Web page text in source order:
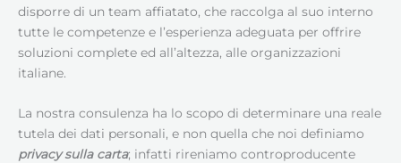
disporre di un team affiatato, che raccolga al suo interno
tutte le competenze e l’esperienza adeguata per offrire
soluzioni complete ed all’altezza, alle organizzazioni
italiane.
La nostra consulenza ha lo scopo di determinare una reale
tutela dei dati personali, e non quella che noi definiamo
privacy sulla carta; infatti rireniamo controproducente